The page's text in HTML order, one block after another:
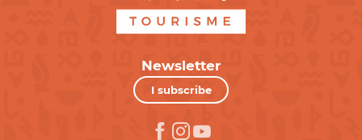
Newsletter
I subscribe